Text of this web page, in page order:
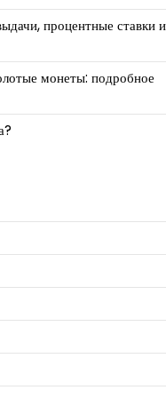
процентные ставки и
монеты: подробное